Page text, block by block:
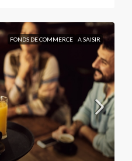
FONDS DE COMMERCE A SAISIR